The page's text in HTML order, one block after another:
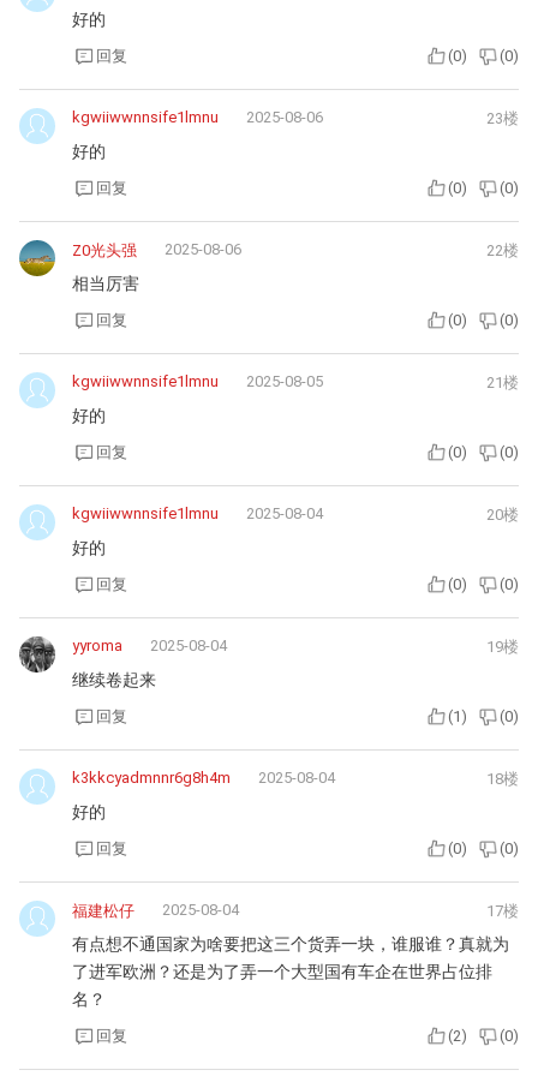
好的
回复 (0) (0)
kgwiiwwnnsife1lmnu 2025-08-06 23楼
好的
回复 (0) (0)
Z0光头强 2025-08-06 22楼
相当厉害
回复 (0) (0)
kgwiiwwnnsife1lmnu 2025-08-05 21楼
好的
回复 (0) (0)
kgwiiwwnnsife1lmnu 2025-08-04 20楼
好的
回复 (0) (0)
yyroma 2025-08-04 19楼
继续卷起来
回复 (1 ) (0)
k3kkcyadmnnr6g8h4m 2025-08-04 18楼
好的
回复 (0) (0)
福建松仔 2025-08-04 17楼
有点想不通国家为啥要把这三个货弄一块，谁服谁？真就为
了进军欧洲？还是为了弄一个大型国有车企在世界占位排
名？
回复 (2) (0)